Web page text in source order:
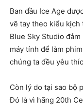
Ban đầu Ice Age
vẽ tay theo kiểu kịch
Blue Sky Studio
máy tính để làm
chúng ta đều yêu
Còn lý do tại sao bộ
Đó là vì hãng 20th